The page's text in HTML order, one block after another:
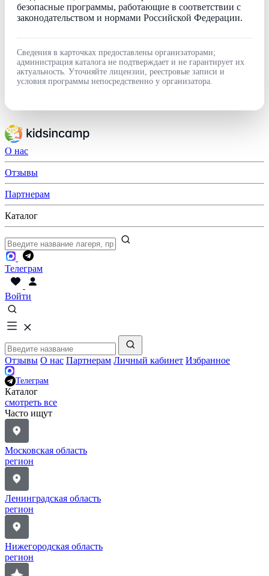
безопасные программы, работающие в соответствии с
законодательством и нормами Российской Федерации.
Сведения в карточках предоставлены организаторами;
администрация каталога не подтверждает и не гарантирует их
актуальность. Уточняйте лицензии, реестровые записи и
условия программы непосредственно у организатора.
О нас
Отзывы
Партнерам
Каталог
Телеграм
Войти
Отзывы О нас Партнерам Личный кабинет Избранное
Телеграм
Каталог
смотреть все
Часто ищут
Московская область
регион
Ленинградская область
регион
Нижегородская область
регион